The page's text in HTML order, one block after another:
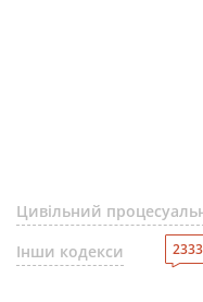
Цивільний
Інши кодекси